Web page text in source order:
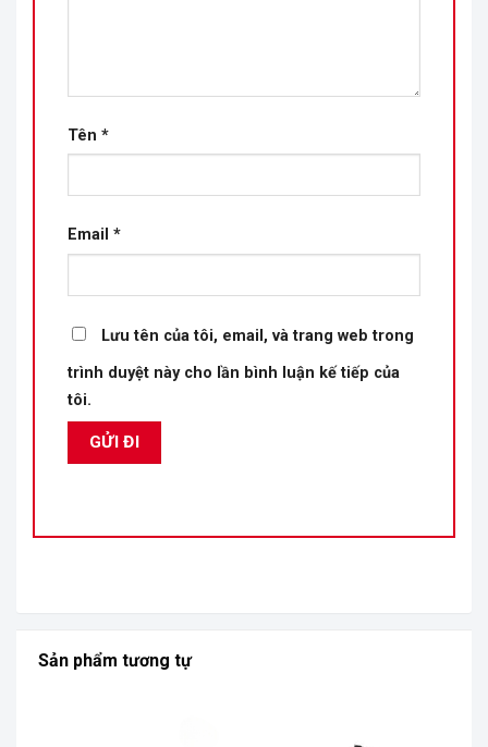
Tên *
Email *
Lưu tên của tôi, email, và trang web trong
trình duyệt này cho lần bình luận kế tiếp của
tôi.
Sản phẩm tương tự